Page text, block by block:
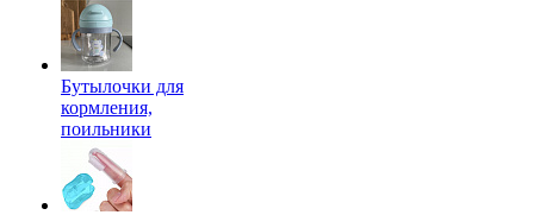
Бутылочки для
кормления,
поильники